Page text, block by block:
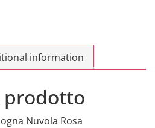
information
prodotto
Nuvola Rosa